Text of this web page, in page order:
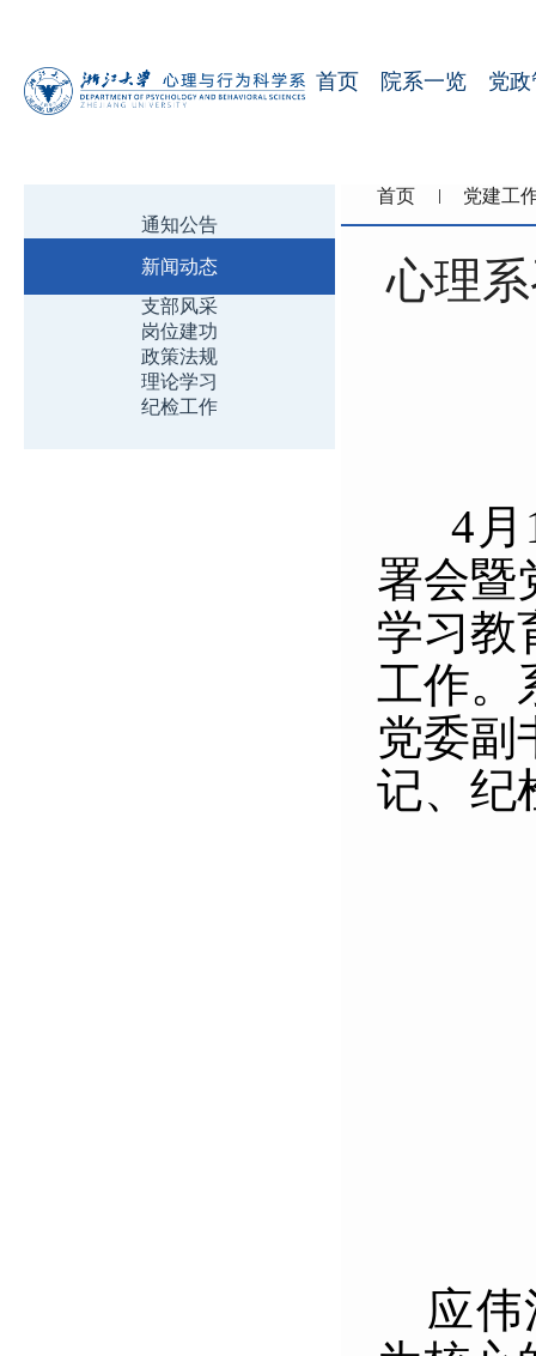
首页 院系一览 党
通知公告
新闻动态
支部风采
岗位建功
政策法规
理论学习
纪检工作
首页 党建工
心理
4 月
署会暨
学习教
工作。
党委副
记、纪
应